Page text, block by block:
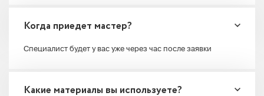
Когда приедет мастер?
Специалист будет у вас уже через час после заявки
Какие материалы вы используете?